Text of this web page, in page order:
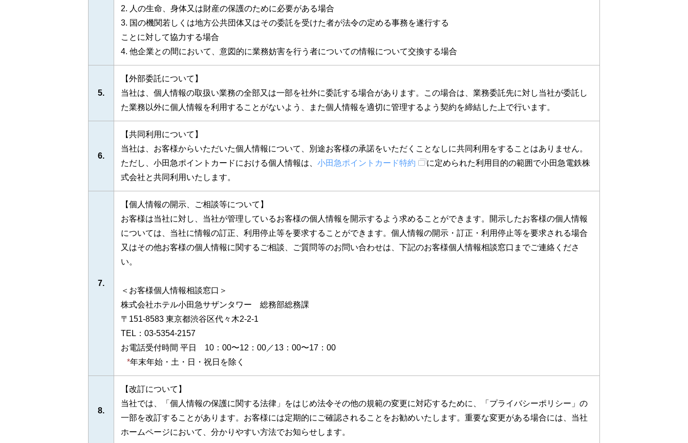
2. 人の生命、身体又は財産の保護のために必要がある場合
3. 国の機関若しくは地方公共団体又はその委託を受けた者が法令の定める事務を遂行する
ことに対して協力する場合
4. 他企業との間において、意図的に業務妨害を行う者についての情報について交換する場合
5.
【外部委託について】
当社は、個人情報の取扱い業務の全部又は一部を社外に委託する場合があります。この場合は、業務委託先に対し当社が委託し
た業務以外に個人情報を利用することがないよう、また個人情報を適切に管理するよう契約を締結した上で行います。
6.
【共同利用について】
当社は、お客様からいただいた個人情報について、別途お客様の承諾をいただくことなしに共同利用をすることはありません。
ただし、小田急ポイントカードにおける個人情報は、 小田急ポイントカード特約
に定められた利用目的の範囲で小田急電鉄株
式会社と共同利用いたします。
7.
【個人情報の開示、ご相談等について】
お客様は当社に対し、当社が管理しているお客様の個人情報を開示するよう求めることができます。開示したお客様の個人情報
については、当社に情報の訂正、利用停止等を要求することができます。個人情報の開示・訂正・利用停止等を要求される場合
又はその他お客様の個人情報に関するご相談、ご質問等のお問い合わせは、下記のお客様個人情報相談窓口までご連絡くださ
い。
＜お客様個人情報相談窓口＞
株式会社ホテル小田急サザンタワー 総務部総務課
〒151-8583 東京都渋谷区代々木2-2-1
TEL： 03-5354-2157
お電話受付時間 平日 10：00〜12：00／13：00〜17：00
年末年始・土・日・祝日を除く
8.
【改訂について】
当社では、「個人情報の保護に関する法律」をはじめ法令その他の規範の変更に対応するために、「プライバシーポリシー」の
一部を改訂することがあります。お客様には定期的にご確認されることをお勧めいたします。重要な変更がある場合には、当社
ホームページにおいて、分かりやすい方法でお知らせします。